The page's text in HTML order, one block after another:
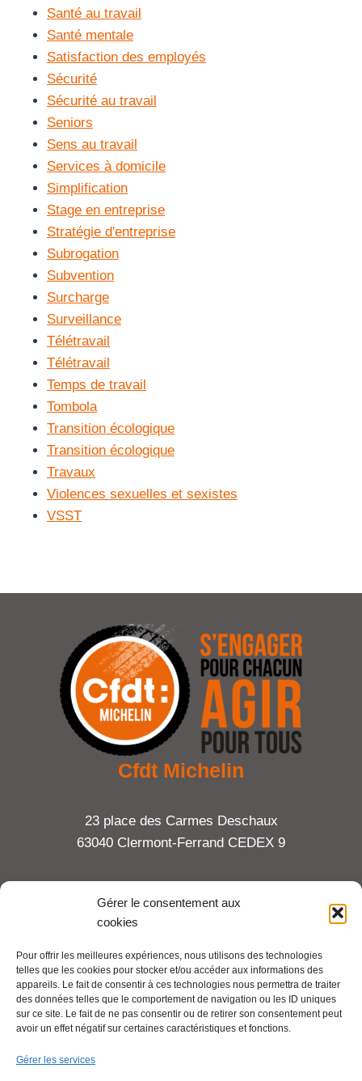
Gérer le consentement aux
cookies
Pour offrir les meilleures expériences, nous utilisons des technologies
telles que les cookies pour stocker et/ou accéder aux informations des
appareils. Le fait de consentir à ces technologies nous permettra de traiter
des données telles que le comportement de navigation ou les ID uniques
sur ce site. Le fait de ne pas consentir ou de retirer son consentement peut
avoir un effet négatif sur certaines caractéristiques et fonctions.
Gérer les services
Santé au travail
Santé mentale
Satisfaction des employés
Sécurité
Sécurité au travail
Seniors
Sens au travail
Services à domicile
Simplification
Stage en entreprise
Stratégie d'entreprise
Subrogation
Subvention
Surcharge
Surveillance
Télétravail
Télétravail
Temps de travail
Tombola
Transition écologique
Transition écologique
Travaux
Violences sexuelles et sexistes
VSST
Cfdt Michelin
23 place des Carmes Deschaux
63040 Clermont-Ferrand CEDEX 9
Tel : 06 65 27 23 81
Mentions légales
Pour aller plus loin :